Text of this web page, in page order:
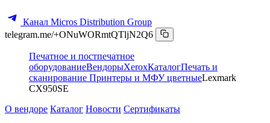
Канал Micros Distribution Group
telegram.me/+ONuWORmtQTljN2Q6
Печатное и постпечатное
оборудованиеВендорыXeroxКаталогПечать и
сканирование Принтеры и МФУ цветныеLexmark
CX950SE
О вендоре Каталог Новости Сертификаты